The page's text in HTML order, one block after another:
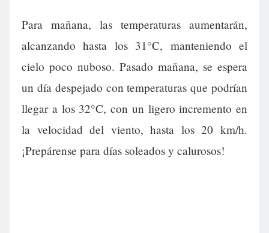
Para mañana, las temperaturas aumentarán,
alcanzando hasta los 31°C, manteniendo el
cielo poco nuboso. Pasado mañana, se espera
un día despejado con temperaturas que podrían
llegar a los 32°C, con un ligero incremento en
la velocidad del viento, hasta los 20 km/h.
¡Prepárense para días soleados y calurosos!